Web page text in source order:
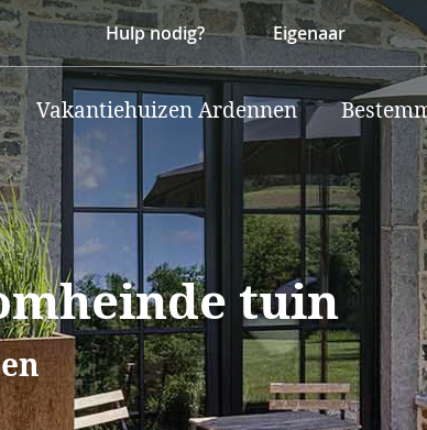
Hulp nodig? Eigenaar
Vakantiehuizen Ardennen
tuin